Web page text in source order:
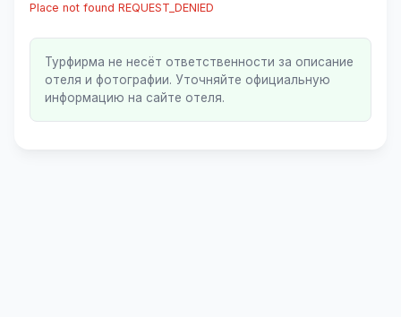
Place not found REQUEST_DENIED
Турфирма не несёт ответственности за описание
отеля и фотографии. Уточняйте официальную
информацию на сайте отеля.